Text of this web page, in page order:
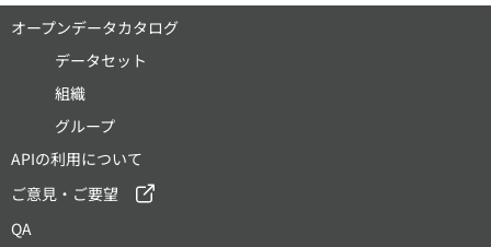
オープンデータカタログ
データセット
組織
グループ
APIの利用について
ご意見・ご要望
QA